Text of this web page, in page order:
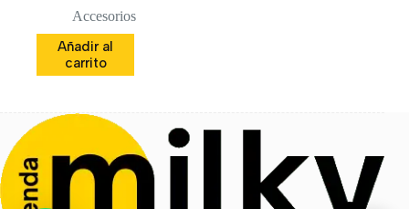
original
era:
$30,000.00.
actual
es:
$23,990.00.
Accesorios
Añadir al
carrito